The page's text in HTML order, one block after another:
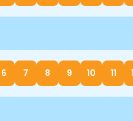
6 7 8 9 10 11